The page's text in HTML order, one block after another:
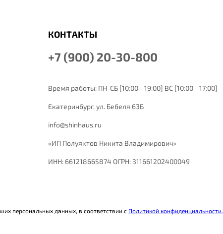
КОНТАКТЫ
+7 (900) 20-30-800
Время работы: ПН-СБ [10:00 - 19:00] ВС [10:00 - 17:00]
Екатеринбург,ул. Бебеля 63Б
info@shinhaus.ru
«ИП Полуяктов Никита Владимирович»
ИНН: 661218665874 ОГРН: 311661202400049
персональных данных, в соответствии с Политикой конфиденциальности.